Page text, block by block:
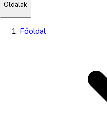
Oldalak
Főoldal